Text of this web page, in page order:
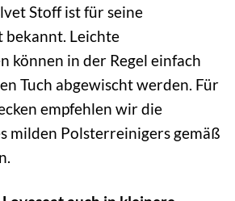
Stoff ist für seine
bekannt. Leichte
können in der Regel einfach
Tuch abgewischt werden. Für
empfehlen wir die
milden Polsterreinigers gemäß